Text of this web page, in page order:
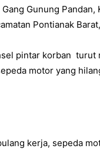
Gang Gunung Pandan,
Pontianak
pintar korban turut
motor yang
kerja, sepeda